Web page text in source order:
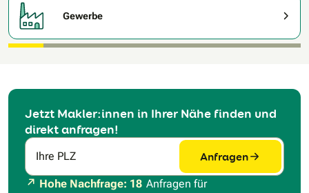
Gewerbe
Jetzt Makler:innen in Ihrer Nähe finden und
direkt anfragen!
Ihre PLZ Anfragen
Hohe Nachfrage: 18 Anfragen für